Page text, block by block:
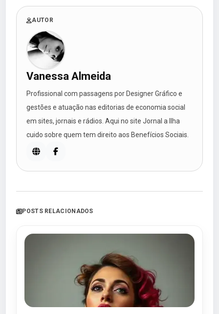
AUTOR
Vanessa Almeida
Profissional com passagens por Designer Gráfico e
gestões e atuação nas editorias de economia social
em sites, jornais e rádios. Aqui no site Jornal a Ilha
cuido sobre quem tem direito aos Benefícios Sociais.
POSTS RELACIONADOS